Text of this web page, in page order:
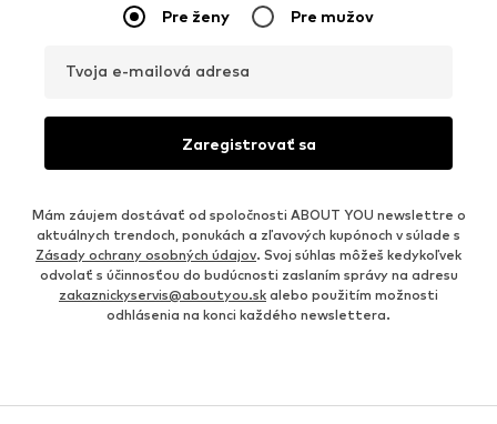
Pre ženy Pre mužov
Tvoja e-mailová adresa
Zaregistrovať sa
Mám záujem dostávať od spoločnosti ABOUT YOU newslettre o
aktuálnych trendoch, ponukách a zľavových kupónoch v súlade s
Zásady ochrany osobných údajov. Svoj súhlas môžeš kedykoľvek
odvolať s účinnosťou do budúcnosti zaslaním správy na adresu
zakaznickyservis@aboutyou.sk alebo použitím možnosti
odhlásenia na konci každého newslettera.